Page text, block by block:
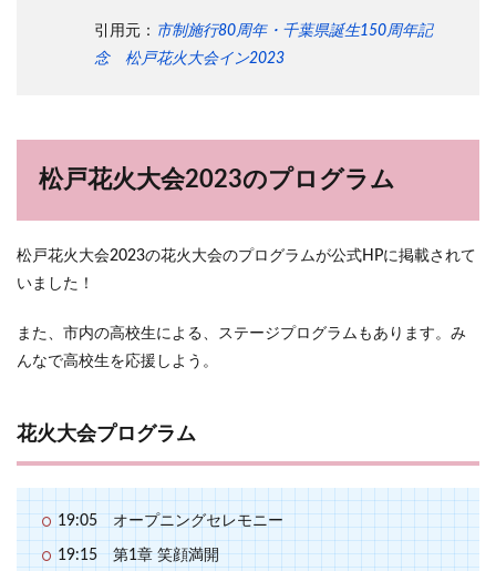
引用元： 市制施行80周年・千葉県誕生150周年記
念 松戸花火大会イン2023
松戸花火大会2023のプログラム
松戸花火大会2023の花火大会のプログラムが公式HPに掲載されて
いました！
また、市内の高校生による、ステージプログラムもあります。み
んなで高校生を応援しよう。
花火大会プログラム
19:05 オープニングセレモニー
19:15 第1章 笑顔満開